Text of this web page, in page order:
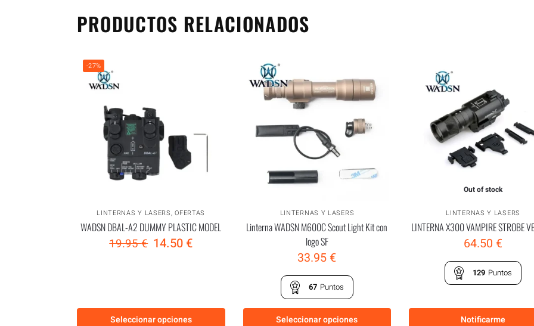
PRODUCTOS RELACIONADOS
-27%
LINTERNAS Y LASERS,OFERTAS
WADSN DBAL-A2 DUMMY PLASTIC MODEL
19.95€ 14.50 €
Seleccionar opciones
LINTERNAS Y LASERS
Linterna WADSN M600C Scout Light Kit con
logo SF
33.95 €
67 Puntos
Seleccionar opciones
Out of stock
LINTERNAS Y LASERS
LINTERNA X300 VAMPIRE STROBE
64.50 €
129 Puntos
Notificarme